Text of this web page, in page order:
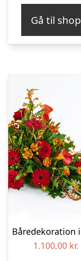
Gå til shop
1.100,00 kr.